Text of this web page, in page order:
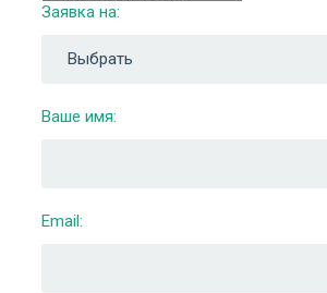
Заявка на:
Ваше имя:
Email: